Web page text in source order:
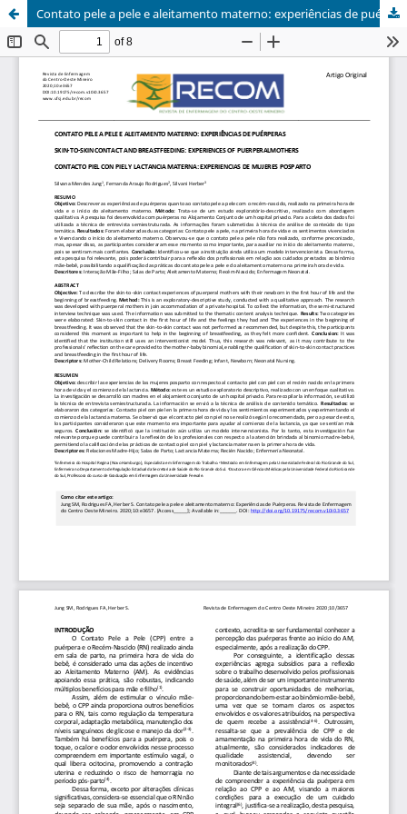
Contato pele a pele e aleitamento materno: experiências de puérperas